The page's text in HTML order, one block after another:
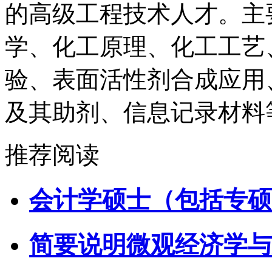
的高级工程技术人才。
学、化工原理、化工工
验、表面活性剂合成应
及其助剂、信息记录材料
推荐阅读
会计学硕士（包括专
简要说明微观经济学